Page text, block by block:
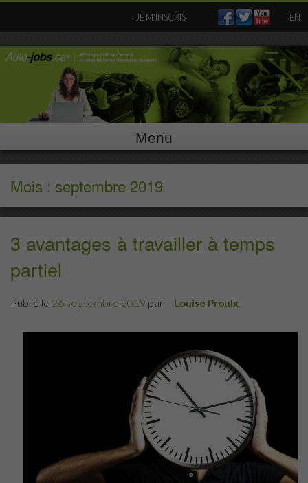
JE M'INSCRIS EN
Menu
Mois : septembre 2019
3 avantages à travailler à temps
partiel
Publié le 26 septembre 2019 par Louise Proulx